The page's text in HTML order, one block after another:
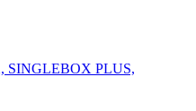
PLUS,